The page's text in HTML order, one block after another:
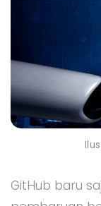
GitHub baru